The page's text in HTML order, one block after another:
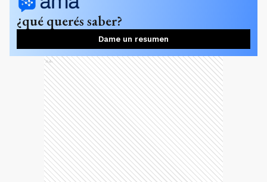
El aurinegro se presentó en Olavarría, frente a
Racing, que también había sido su rival días